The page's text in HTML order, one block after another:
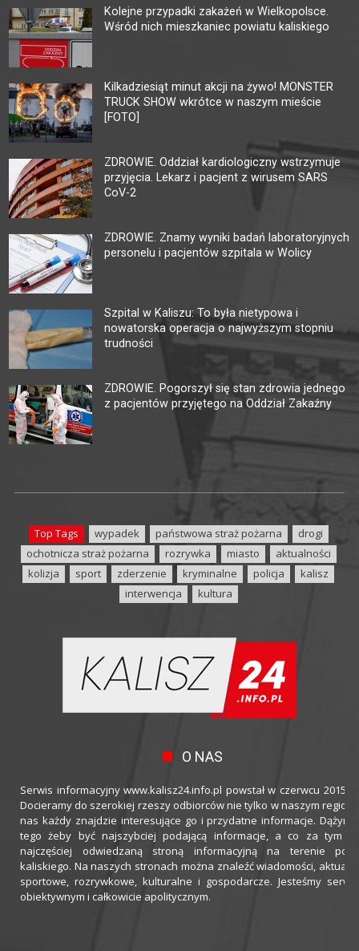
Kolejne przypadki zakażeń w Wielkopolsce.
Wśród nich mieszkaniec powiatu kaliskiego
Kilkadziesiąt minut akcji na żywo! MONSTER
TRUCK SHOW wkrótce w naszym mieście
[FOTO]
ZDROWIE. Oddział kardiologiczny wstrzymuje
przyjęcia. Lekarz i pacjent z wirusem SARS
CoV-2
ZDROWIE. Znamy wyniki badań laboratoryjnych
personelu i pacjentów szpitala w Wolicy
Szpital w Kaliszu: To była nietypowa i
nowatorska operacja o najwyższym stopniu
trudności
ZDROWIE. Pogorszył się stan zdrowia jednego
z pacjentów przyjętego na Oddział Zakaźny
Top Tags wypadek państwowa straż pożarna
drogi
ochotnicza straż pożarna
rozrywka miasto
aktualności
kolizja
sport zderzenie kryminalne policja
kalisz
interwencja
kultura
O NAS
Serwis informacyjny www.kalisz24.info.pl powstał w czerwcu 2015
Docieramy do szerokiej rzeszy odbiorców nie tylko w naszym
nas każdy znajdzie interesujące go i przydatne informacje.
tego żeby być najszybciej podającą informacje, a co za tym
najczęściej odwiedzaną stroną informacyjną na terenie
kaliskiego. Na naszych stronach można znaleźć wiadomości,
sportowe, rozrywkowe, kulturalne i gospodarcze. Jesteśmy
obiektywnym i całkowicie apolitycznym.